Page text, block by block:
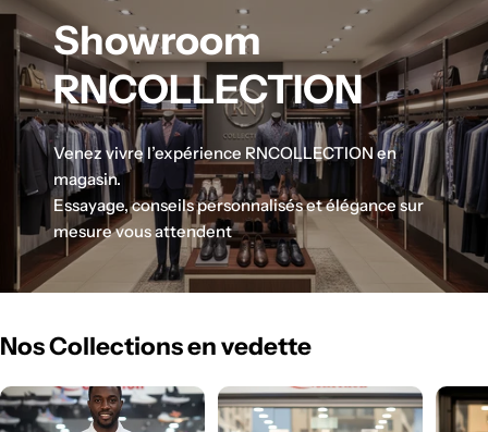
Showroom
RNCOLLECTION
Venez vivre l’expérience RNCOLLECTION en
magasin.
Essayage, conseils personnalisés et élégance sur
mesure vous attendent
Nos Collections en vedette